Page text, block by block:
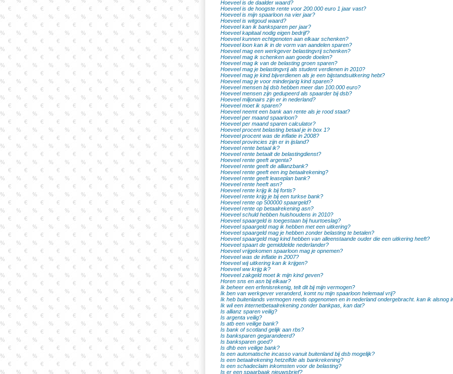
Hoeveel is de daalder waard?
Hoeveel is de hoogste rente voor 200.000 euro 1 jaar vast?
Hoeveel is mijn spaarloon na vier jaar?
Hoeveel is witgoud waard?
Hoeveel kan ik banksparen per jaar?
Hoeveel kapitaal nodig eigen bedrijf?
Hoeveel kunnen echtgenoten aan elkaar schenken?
Hoeveel loon kan ik in de vorm van aandelen sparen?
Hoeveel mag een werkgever belastingvrij schenken?
Hoeveel mag ik schenken aan goede doelen?
Hoeveel mag ik van de belasting groen sparen?
Hoeveel mag je belastingvrij als student verdienen in 2010?
Hoeveel mag je kind bijverdienen als je een bijstandsuitkering hebt?
Hoeveel mag je voor minderjarig kind sparen?
Hoeveel mensen bij dsb hebben meer dan 100.000 euro?
Hoeveel mensen zijn gedupeerd als spaarder bij dsb?
Hoeveel miljonairs zijn er in nederland?
Hoeveel moet ik sparen?
Hoeveel neemt een bank aan rente als je rood staat?
Hoeveel per maand spaarloon?
Hoeveel per maand sparen calculator?
Hoeveel procent belasting betaal je in box 1?
Hoeveel procent was de inflatie in 2008?
Hoeveel provincies zijn er in ijsland?
Hoeveel rente betaal ik?
Hoeveel rente betaalt de belastingdienst?
Hoeveel rente geeft argenta?
Hoeveel rente geeft de allianzbank?
Hoeveel rente geeft een ing betaalrekening?
Hoeveel rente geeft leaseplan bank?
Hoeveel rente heeft asn?
Hoeveel rente krijg ik bij fortis?
Hoeveel rente krijg je bij een turkse bank?
Hoeveel rente op 500000 spaargeld?
Hoeveel rente op betaalrekening asn?
Hoeveel schuld hebben huishoudens in 2010?
Hoeveel spaargeld is toegestaan bij huurtoeslag?
Hoeveel spaargeld mag ik hebben met een uitkering?
Hoeveel spaargeld mag je hebben zonder belasting te betalen?
Hoeveel spaargeld mag kind hebben van alleenstaande ouder die een uitkering heeft?
Hoeveel spaart de gemiddelde nederlander?
Hoeveel vrijgekomen spaarloon mag je opnemen?
Hoeveel was de inflatie in 2007?
Hoeveel wij uitkering kan ik krijgen?
Hoeveel ww krijg ik?
Hoeveel zakgeld moet ik mijn kind geven?
Horen sns en asn bij elkaar?
Ik beheer een erfenisrekenig, telt dit bij mijn vermogen?
Ik ben van werkgever veranderd, komt nu mijn spaarloon helemaal vrij?
Ik heb buitenlands vermogen reeds opgenomen en in nederland ondergebracht. kan ik alsnog
Ik wil een internetbetaalrekening zonder bankpas, kan dat?
Is allianz sparen veilig?
Is argenta veilig?
Is atb een veilige bank?
Is bank of scotland gelijk aan rbs?
Is banksparen gegarandeerd?
Is banksparen goed?
Is dhb een veilige bank?
Is een automatische incasso vanuit buitenland bij dsb mogelijk?
Is een betaalrekening hetzelfde als bankrekening?
Is een schadeclaim inkomsten voor de belasting?
Is er een spaarbaak nieuwsbrief?